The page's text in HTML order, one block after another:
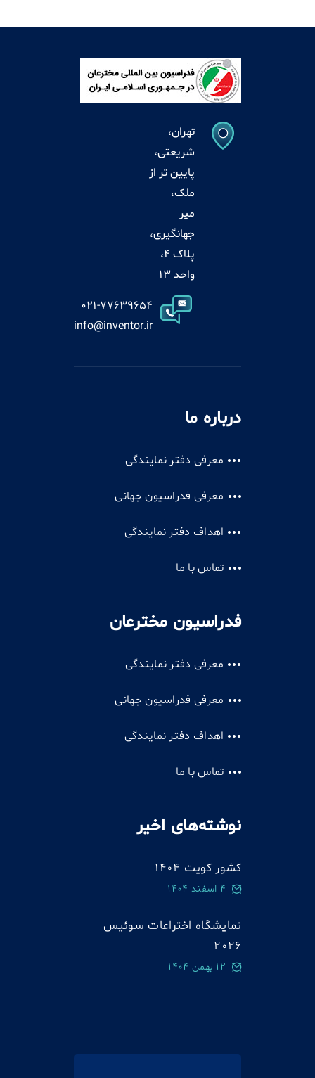
تهران،
شریعتی،
پایین تر از
ملک،
میر
جهانگیری،
پلاک 4،
واحد 13
021-77639654
info@inventor.ir
درباره ما
معرفی دفتر نمایندگی
معرفی فدراسیون جهانی
اهداف دفتر نمایندگی
تماس با ما
فدراسیون مخترعان
معرفی دفتر نمایندگی
معرفی فدراسیون جهانی
اهداف دفتر نمایندگی
تماس با ما
نوشته‌های اخیر
کشور کویت 1404
4 اسفند 1404
نمایشگاه اختراعات سوئيس
2026
12 بهمن 1404